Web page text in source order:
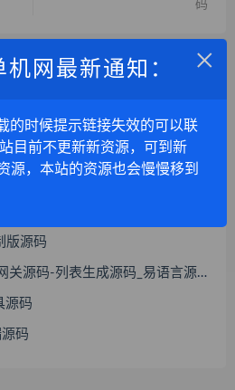
码
放源码
版源码
源码-列表生成源码_易语言源码
源码
码
×
网最新通知：
的时候提示链接失效的可以联
目前不更新新资源，可到新
源，本站的资源也会慢慢移到